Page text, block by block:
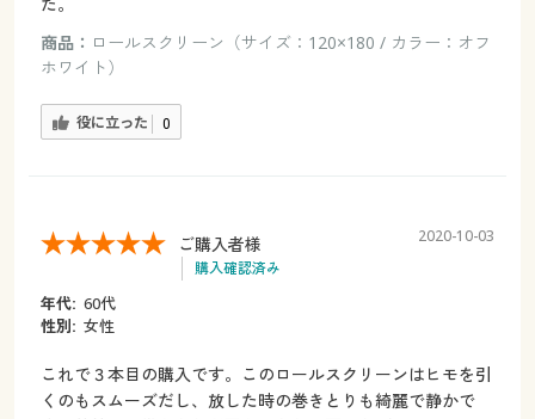
商品： ロールスクリーン（サイズ：120×180 / カラー：オフ
ホワイト）
役に立った 0
ご購入者様
購入確認済み
2020-10-03
年代: 60代
性別: 女性
これで３本目の購入です。このロールスクリーンはヒモを引
くのもスムーズだし、放した時の巻きとりも綺麗で静かで